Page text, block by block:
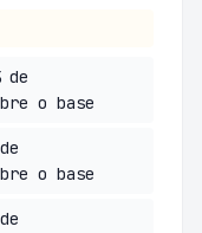
de
o base
o base